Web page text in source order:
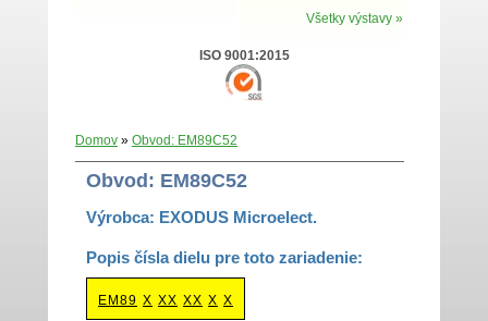
Všetky výstavy »
ISO 9001:2015
Domov » Obvod: EM89C52
Obvod: EM89C52
Výrobca: EXODUS Microelect.
Popis čísla dielu pre toto zariadenie:
EM89 X XX XX X X